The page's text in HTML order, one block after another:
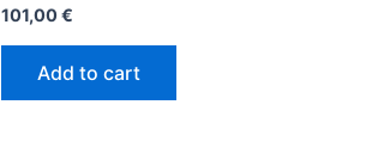
101,00€
Add to cart